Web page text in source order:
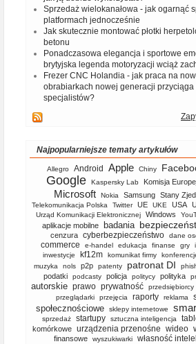
Sprzedaż wielokanałowa - jak ogarnąć
platformach jednocześnie
Jak skutecznie montować płotki
betonu
Ponadczasowa elegancja i sportowe
brytyjska legenda motoryzacji wciąż
Frezer CNC Holandia - jak praca na
obrabiarkach nowej generacji przyciąga
specjalistów?
Najpopularniejsze tematy artykułów
Allegro Android Apple Chiny
Google Kaspersky Lab Komisja
Microsoft Nokia Samsung Stany
Telekomunikacja Polska Twitter UE UKE USA
Urząd Komunikacji Elektronicznej Windows
aplikacje mobilne badania
cenzura cyberbezpieczeństwo dane
commerce
e-handel edukacja finanse gry
inwestycje kf12m komunikat firmy
muzyka nols p2p patenty patronat DI
podatki podcasty policja politycy polityka
autorskie prawo prywatność przedsiębiorcy
przeglądarki
przejęcia raporty reklama
społecznościowe
sklepy internetowe
sprzedaż
startupy sztuczna inteligencja
komórkowe
urządzenia przenośne wideo
finansowe
wyszukiwarki własność